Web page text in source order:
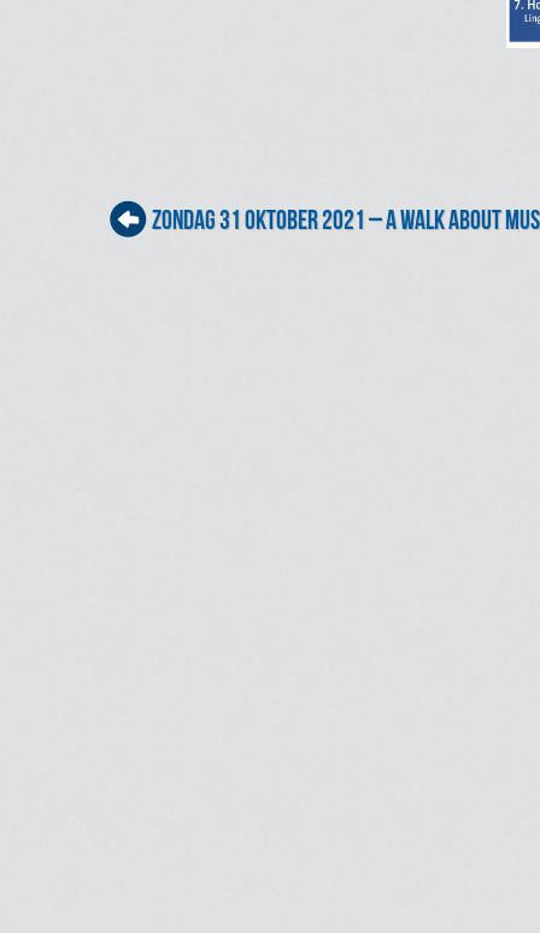
Post navigation
zondag 31 oktober 2021 – A Walk About